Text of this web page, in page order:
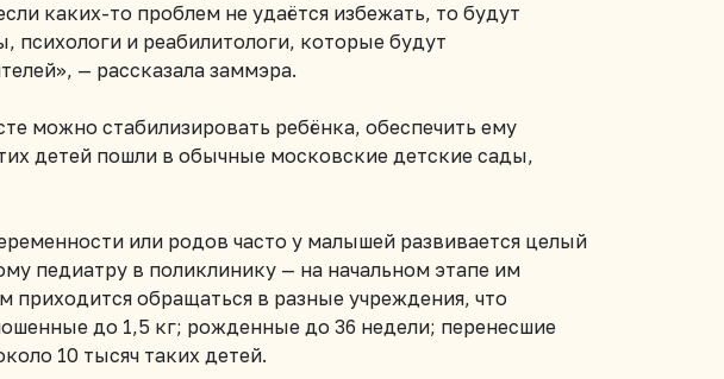
каких-то проблем не удаётся избежать, то будут
психологи и реабилитологи, которые будут
, — рассказала заммэра.
можно стабилизировать ребёнка, обеспечить ему
детей пошли в обычные московские детские сады,
или родов часто у малышей развивается целый
педиатру в поликлинику — на начальном этапе им
приходится обращаться в разные учреждения, что
до 1,5 кг; рожденные до 36 недели; перенесшие
10 тысяч таких детей.